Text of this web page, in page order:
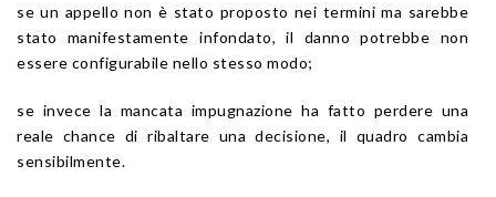
se un appello non è stato proposto nei termini ma sarebbe
stato manifestamente infondato, il danno potrebbe non
essere configurabile nello stesso modo;
se invece la mancata impugnazione ha fatto perdere una
reale chance di ribaltare una decisione, il quadro cambia
sensibilmente.